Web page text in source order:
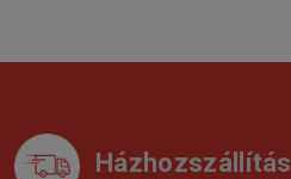
Házhozszállítás